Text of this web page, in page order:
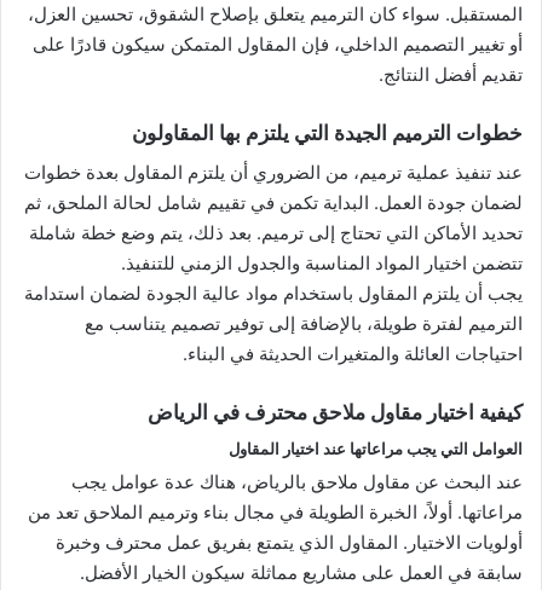
المستقبل. سواء كان الترميم يتعلق بإصلاح الشقوق، تحسين العزل،
أو تغيير التصميم الداخلي، فإن المقاول المتمكن سيكون قادرًا على
تقديم أفضل النتائج.
خطوات الترميم الجيدة التي يلتزم بها المقاولون
عند تنفيذ عملية ترميم، من الضروري أن يلتزم المقاول بعدة خطوات
لضمان جودة العمل. البداية تكمن في تقييم شامل لحالة الملحق، ثم
تحديد الأماكن التي تحتاج إلى ترميم. بعد ذلك، يتم وضع خطة شاملة
تتضمن اختيار المواد المناسبة والجدول الزمني للتنفيذ.
يجب أن يلتزم المقاول باستخدام مواد عالية الجودة لضمان استدامة
الترميم لفترة طويلة، بالإضافة إلى توفير تصميم يتناسب مع
احتياجات العائلة والمتغيرات الحديثة في البناء.
كيفية اختيار مقاول ملاحق محترف في الرياض
العوامل التي يجب مراعاتها عند اختيار المقاول
عند البحث عن مقاول ملاحق بالرياض، هناك عدة عوامل يجب
مراعاتها. أولاً، الخبرة الطويلة في مجال بناء وترميم الملاحق تعد من
أولويات الاختيار. المقاول الذي يتمتع بفريق عمل محترف وخبرة
سابقة في العمل على مشاريع مماثلة سيكون الخيار الأفضل.